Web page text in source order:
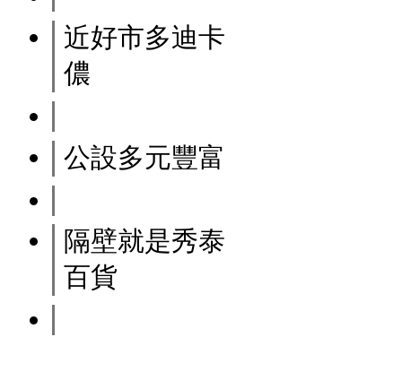
近好市多迪卡
儂
公設多元豐富
隔壁就是秀泰
百貨